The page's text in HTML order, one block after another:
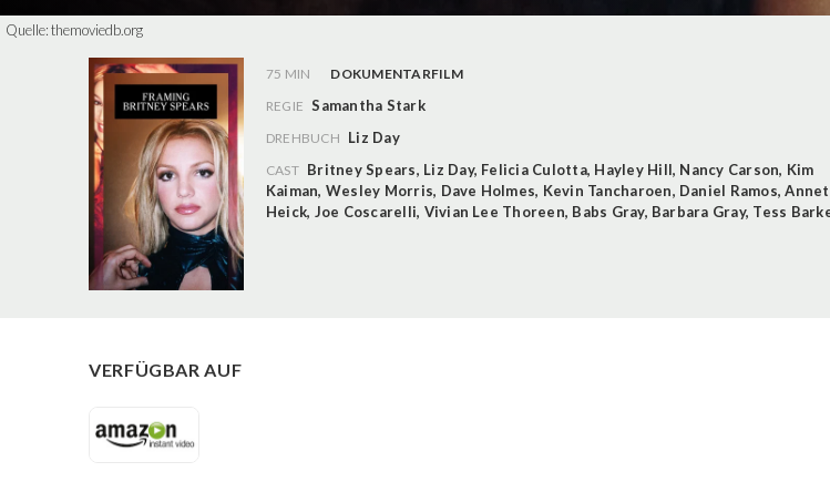
Quelle:themoviedb.org
75 MIN
DOKUMENTARFILM
REGIE Samantha Stark
DREHBUCH Liz Day
CAST Britney Spears, Liz Day, Felicia Culotta, Hayley Hill, Nancy Carson, Kim
Kaiman, Wesley Morris, Dave Holmes, Kevin Tancharoen, Daniel Ramos,
Heick, Joe Coscarelli, Vivian Lee Thoreen, Babs Gray, Barbara Gray, Tess
VERFÜGBAR AUF